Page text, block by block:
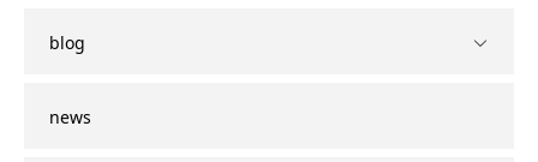
blog
news